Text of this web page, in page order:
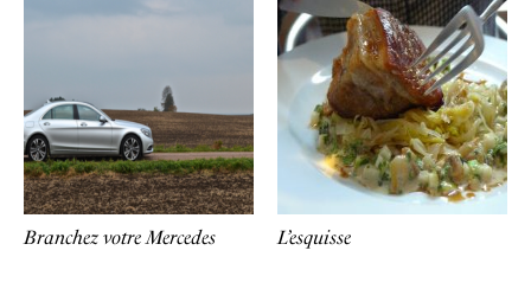
Branchez votre Mercedes L’esquisse